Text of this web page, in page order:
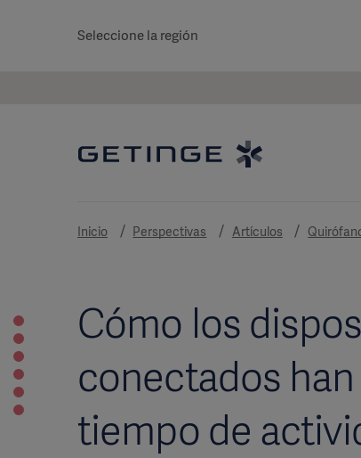
Seleccione la región
Inicio Perspectivas Artículos
Cómo los
conectados
tiempo de